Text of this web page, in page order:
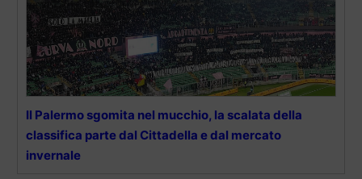
Il Palermo sgomita nel mucchio, la scalata della
classifica parte dal Cittadella e dal mercato
invernale